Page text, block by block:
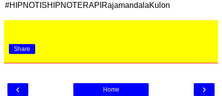
#HIPNOTISHIPNOTERAPIRajamandalaKulon
Share
‹ ›
Home